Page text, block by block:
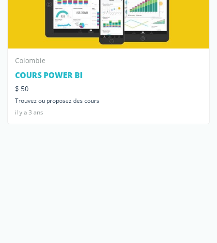
Colombie
COURS POWER BI
$ 50
Trouvez ou proposez des cours
il y a 3 ans